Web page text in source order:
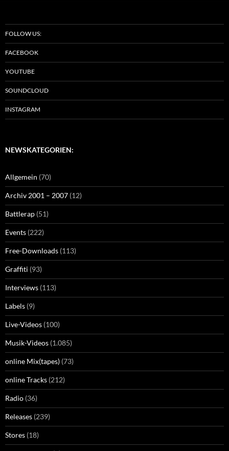
FOLLOW US:
FACEBOOK
YOUTUBE
SOUNDCLOUD
INSTAGRAM
NEWSKATEGORIEN:
Allgemein (70)
Archiv 2001 – 2007 (12)
Battlerap (51)
Events (222)
Free-Downloads (113)
Graffiti (93)
Interviews (113)
Labels (9)
Live-Videos (100)
Musik-Videos (1.085)
online Mix(tapes) (73)
online Tracks (212)
Radio (36)
Releases (239)
Stores (18)